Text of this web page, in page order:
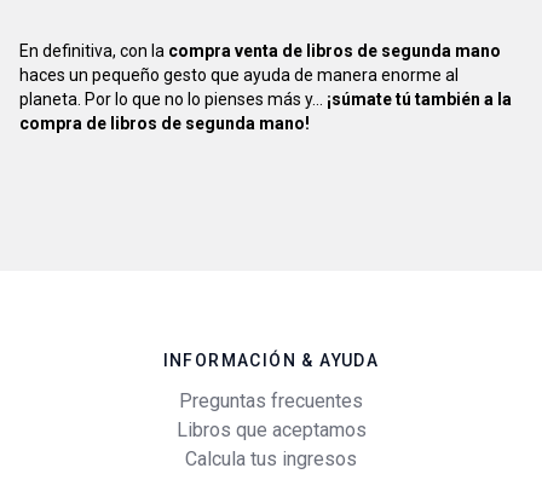
En definitiva, con la compra venta de libros de segunda mano
haces un pequeño gesto que ayuda de manera enorme al
planeta. Por lo que no lo pienses más y... ¡súmate tú también a la
compra de libros de segunda mano!
INFORMACIÓN & AYUDA
Preguntas frecuentes
Libros que aceptamos
Calcula tus ingresos